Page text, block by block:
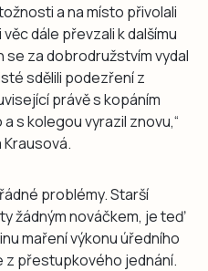
a na místo přivolali
dále převzali k dalšímu
za dobrodružstvím vydal
sdělili podezření z
právě s kopáním
s kolegou vyrazil znovu,“
problémy. Starší
žádným nováčkem, je teď
maření výkonu úředního
z přestupkového jednání.